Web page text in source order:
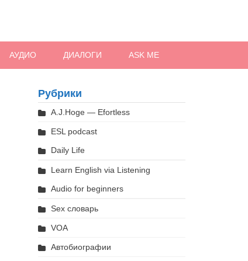
АУДИО ДИАЛОГИ ASK ME
Рубрики
A.J.Hoge — Efortless
ESL podcast
Daily Life
Learn English via Listening
Audio for beginners
Sex словарь
VOA
Автобиографии